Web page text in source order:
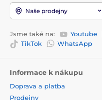
Naše prodejny
Jsme také na: Youtube
TikTok
WhatsApp
Informace k nákupu
Doprava a platba
Prodejny